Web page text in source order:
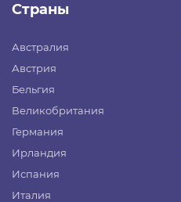
Страны
Австралия
Австрия
Бельгия
Великобритания
Германия
Ирландия
Испания
Италия